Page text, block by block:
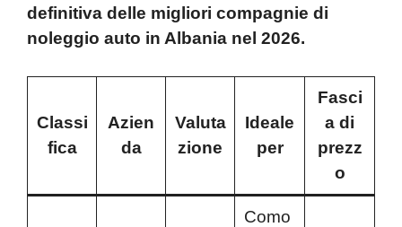
definitiva delle migliori compagnie di
noleggio auto in Albania nel 2026.
Classi
fica
Azien
da
Valuta
zione
Ideale
per
Fasci
a di
prezz
o
Como